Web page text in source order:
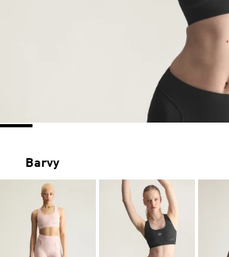
Barvy